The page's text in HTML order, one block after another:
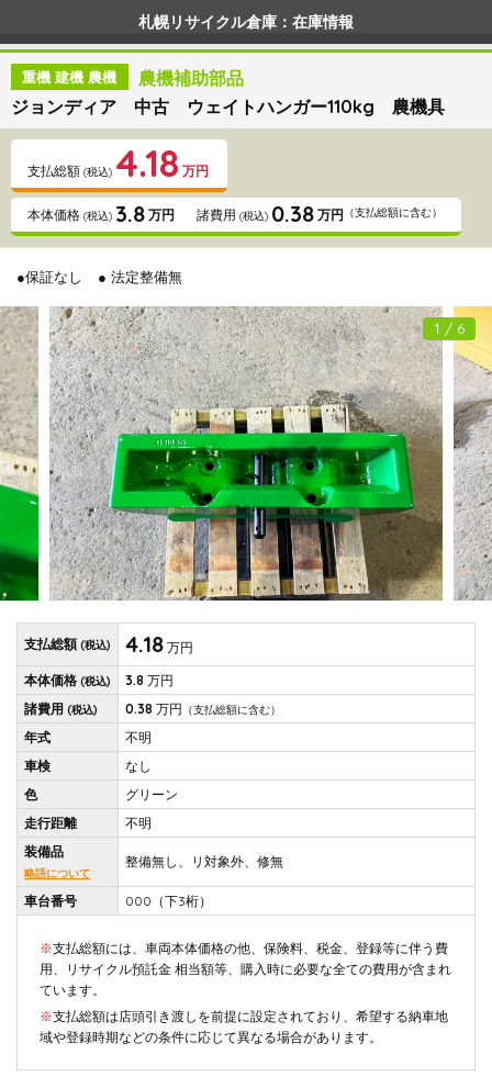
札幌リサイクル倉庫：在庫情報
重機 建機 農機
農機補助部品
ジョンディア 中古 ウェイトハンガー110kg 農機具
支払総額 (税込) 4.18 万円
本体価格 (税込) 3.8 万円 諸費用 (税込) 0.38万円（支払総額に含む）
●保証なし ● 法定整備無
1 / 6
支払総額 (税込) 4.18 万円
本体価格 (税込) 3.8 万円
諸費用 (税込) 0.38 万円 （支払総額に含む）
年式
不明
車検
なし
色
グリーン
走行距離
不明
装備品
略語について
整備無し、リ対象外、修無
車台番号 000（下3桁）
※支払総額には、車両本体価格の他、保険料、税金、登録等に伴う費
用、リサイクル預託金 相当額等、購入時に必要な全ての費用が含まれ
ています。
※支払総額は店頭引き渡しを前提に設定されており、希望する納車地
域や登録時期などの条件に応じて異なる場合があります。